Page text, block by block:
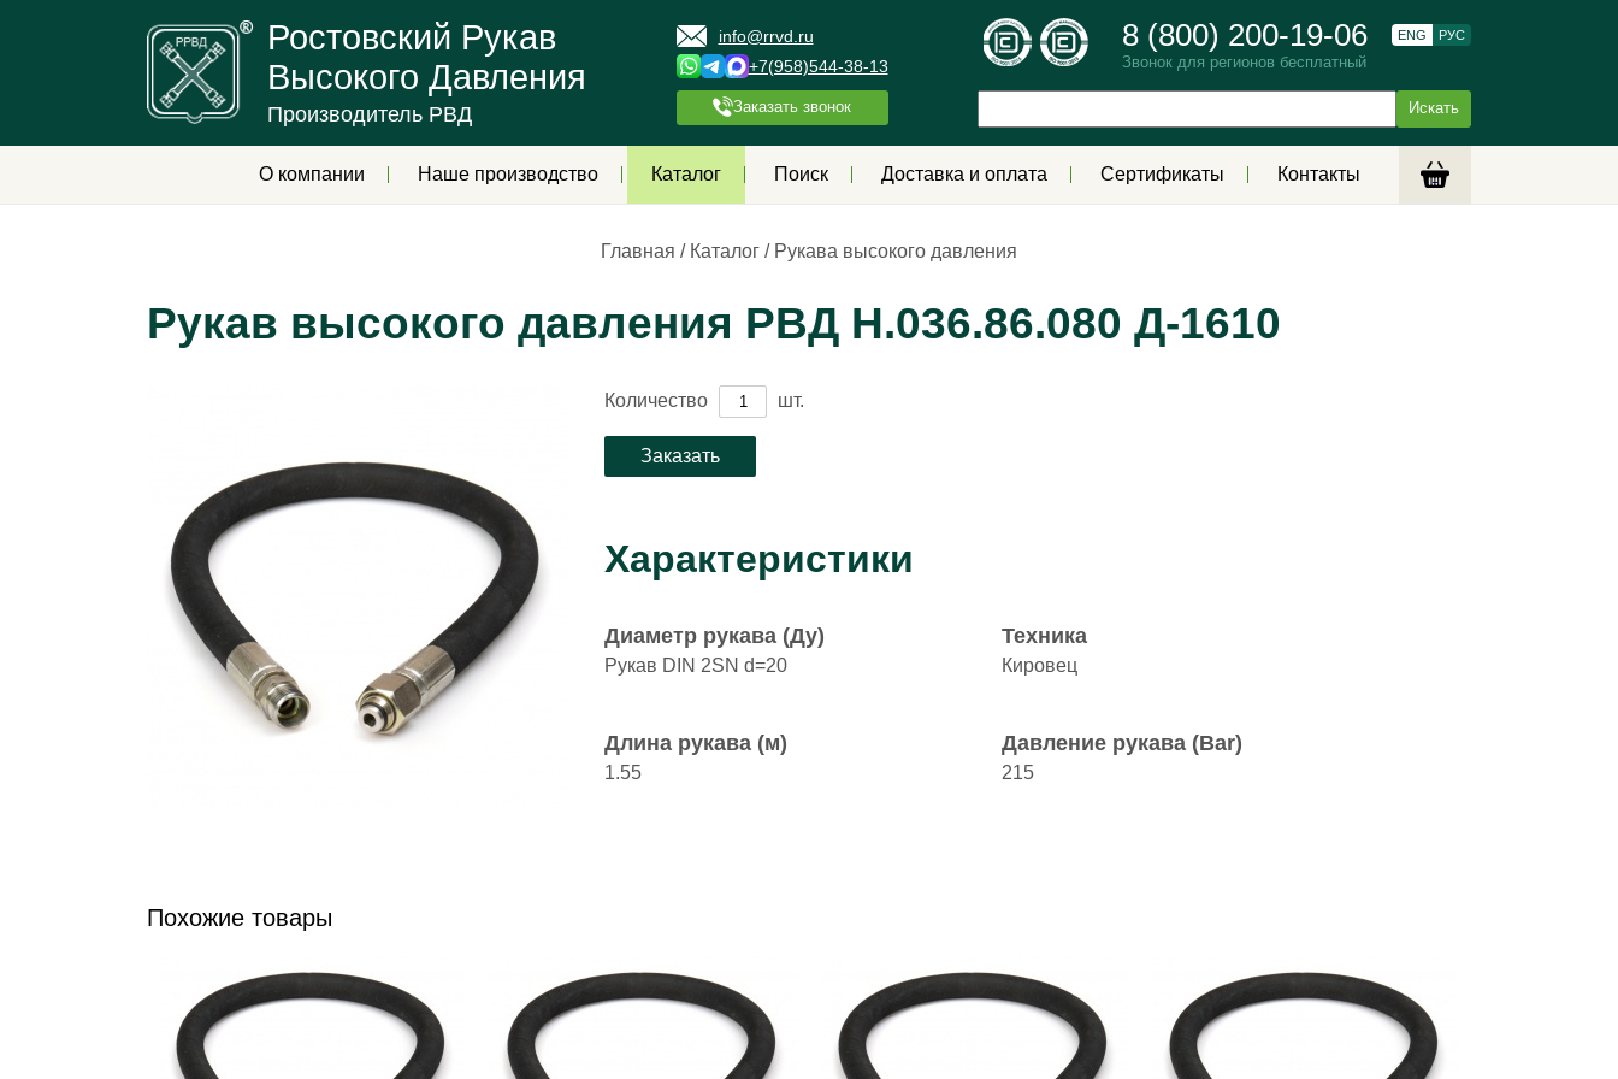
Ростовский Рукав
Высокого Давления
Производитель РВД
info@rrvd.ru
+7(958)544-38-13
Заказать звонок
8 (800) 200-19-06
Звонок для регионов бесплатный
ENG РУС
О компании Наше производство Каталог Поиск Доставка и оплата Сертификаты Контакты
Главная / Каталог / Рукава высокого давления
Рукав высокого давления РВД Н.036.86.080 Д-1610
Количество шт.
Характеристики
Диаметр рукава (Ду)
Рукав DIN 2SN d=20
Техника
Кировец
Длина рукава (м)
1.55
Давление рукава (Bar)
215
Похожие товары